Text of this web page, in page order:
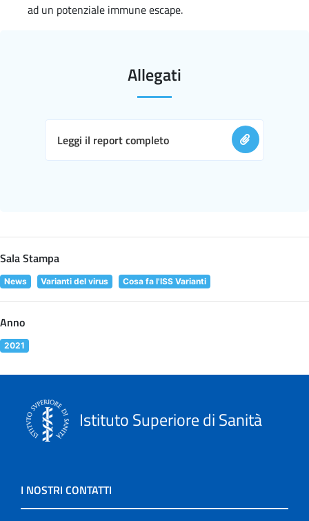
ad un potenziale immune escape.
Allegati
Leggi il report completo
Sala Stampa
News Varianti del virus Cosa fa l'ISS Varianti
Anno
2021
Istituto Superiore di Sanità
I NOSTRI CONTATTI